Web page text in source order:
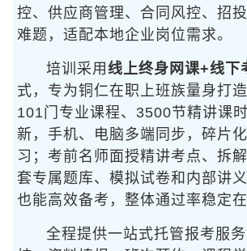
控、供应商管理、合同风控、招
难题，适配本地企业岗位需求。
培训采用 线上终身网课+线下
式，专为铜仁在职上班族量身打
101门专业课程、3500节精讲课
新，手机、电脑多端同步，碎片
习；考前名师面授精讲考点、拆
套专属题库、模拟试卷和内部讲
也能高效备考，整体通过率稳定
全程提供一站式托管报考服